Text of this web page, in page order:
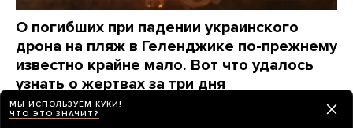
О погибших при падении украинского
дрона на пляж в Геленджике по-прежнему
известно крайне мало. Вот что удалось
узнать о жертвах за три дня
НОВОСТИ 2 дня назад
МЫ ИСПОЛЬЗУЕМ КУКИ!
ЧТО ЭТО ЗНАЧИТ?